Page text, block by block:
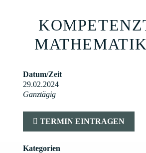
Datum/Zeit
29.02.2024
Ganztägig
TERMIN EINTRAGEN
Kategorien